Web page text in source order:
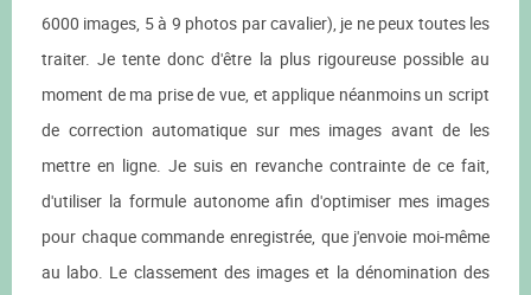
6000 images, 5 à 9 photos par cavalier), je ne peux toutes les
traiter. Je tente donc d'être la plus rigoureuse possible au
moment de ma prise de vue, et applique néanmoins un script
de correction automatique sur mes images avant de les
mettre en ligne. Je suis en revanche contrainte de ce fait,
d'utiliser la formule autonome afin d'optimiser mes images
pour chaque commande enregistrée, que j'envoie moi-même
au labo. Le classement des images et la dénomination des